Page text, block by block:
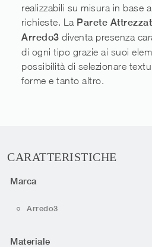
realizzabili su misura in base
richieste. La Parete
Arredo3 diventa presenza
di ogni tipo grazie ai suoi
possibilità di selezionare
forme e tanto altro.
CARATTERISTICHE
Marca
Arredo3
Materiale